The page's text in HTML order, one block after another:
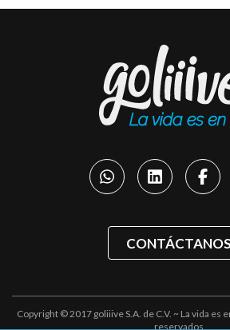
CONTÁCTANOS
Copyright © 2017 goliiive S.A. de C.V. ~ La vida es
reservados